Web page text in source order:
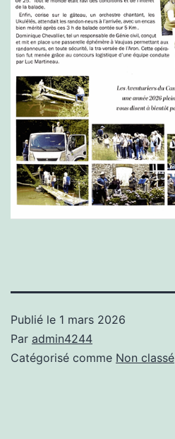
Publié le 1 mars 2026
Par admin4244
Catégorisé comme Non classé